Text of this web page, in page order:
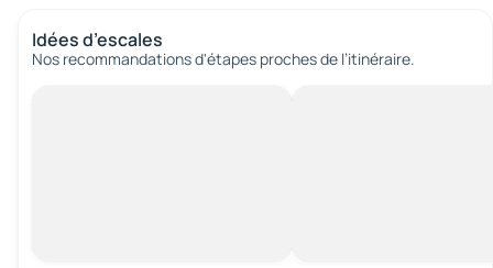
Idées d’escales
Nos recommandations d'étapes proches de l’itinéraire.